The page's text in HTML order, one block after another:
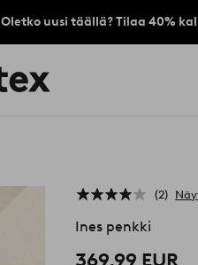
Oletko uusi täällä? Tilaa 40%
2
Ines penkki
369,99 EUR